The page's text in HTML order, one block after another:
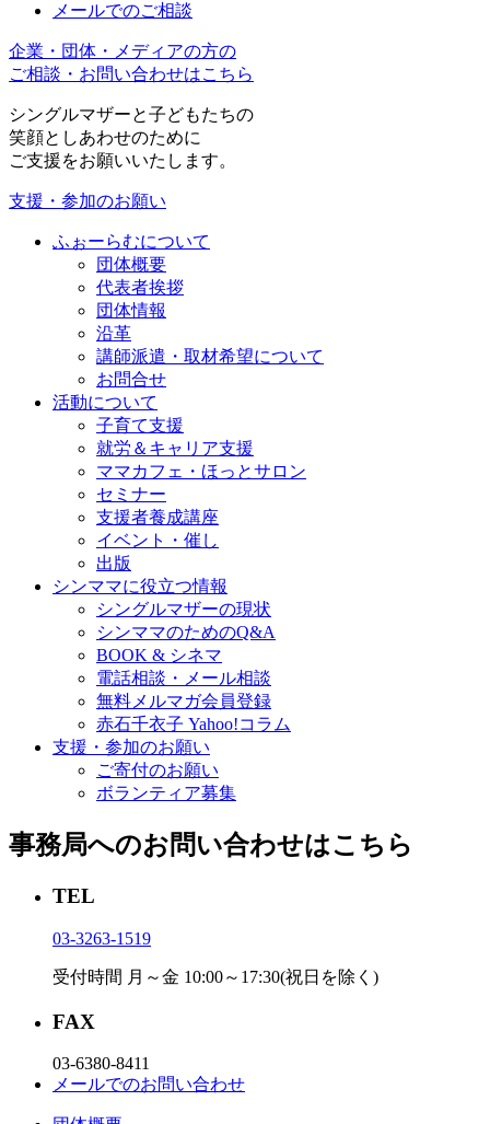
メールでのご相談
企業・団体・メディアの方の
ご相談・お問い合わせはこちら
シングルマザーと子どもたちの
笑顔としあわせのために
ご支援をお願いいたします。
支援・参加のお願い
ふぉーらむについて
団体概要
代表者挨拶
団体情報
沿革
講師派遣・取材希望について
お問合せ
活動について
子育て支援
就労＆キャリア支援
ママカフェ・ほっとサロン
セミナー
支援者養成講座
イベント・催し
出版
シンママに役立つ情報
シングルマザーの現状
シンママのためのQ&A
BOOK & シネマ
電話相談・メール相談
無料メルマガ会員登録
赤石千衣子 Yahoo!コラム
支援・参加のお願い
ご寄付のお願い
ボランティア募集
事務局へのお問い合わせはこちら
TEL
03-3263-1519
受付時間 月～金 10:00～17:30(祝日を除く)
FAX
03-6380-8411
メールでのお問い合わせ